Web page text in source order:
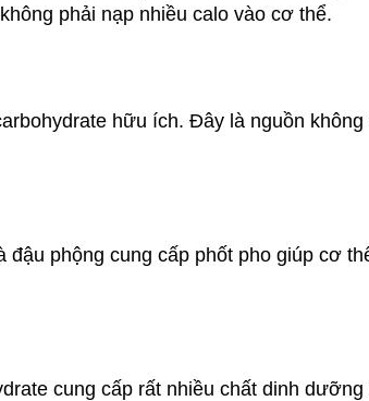
phải nạp nhiều calo vào cơ thể.
hữu ích. Đây là nguồn
đậu phộng cung cấp phốt pho giúp cơ
cung cấp rất nhiều chất dinh